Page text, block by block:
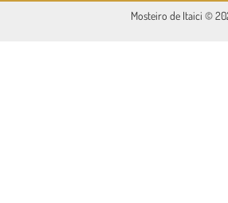
Mosteiro de Itaici ©